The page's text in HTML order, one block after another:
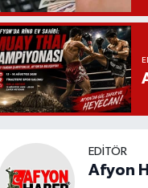
EDITÖR
Afyon